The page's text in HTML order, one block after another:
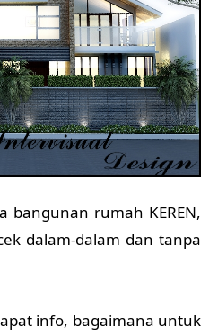
bangunan rumah KEREN,
dalam-dalam dan tanpa
info, bagaimana untuk